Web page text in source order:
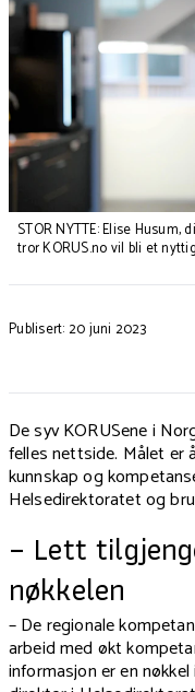
STOR NYTTE: Elise
tror KORUS.no vil bli et
Publisert: 20 juni 2023
De syv KORUSene i
felles nettside. Målet er
kunnskap og
Helsedirektoratet og
– Lett
nøkkelen
– De regionale
arbeid med økt
informasjon er en